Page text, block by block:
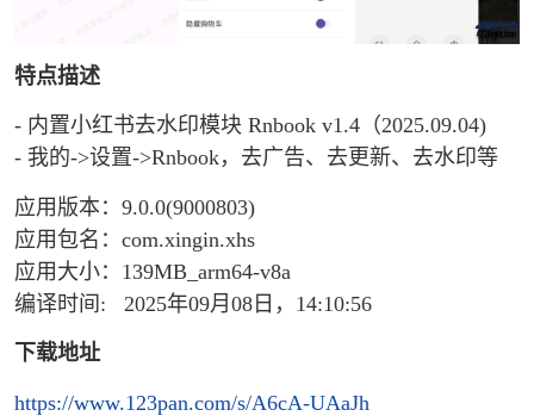
特点描述
- 内置小红书去水印模块 Rnbook v1.4（2025.09.04)
- 我的->设置->Rnbook，去广告、去更新、去水印等
应用版本：9.0.0(9000803)
应用包名：com.xingin.xhs
应用大小：139MB_arm64-v8a
编译时间: 2025年09月08日，14:10:56
下载地址
https://www.123pan.com/s/A6cA-UAaJh